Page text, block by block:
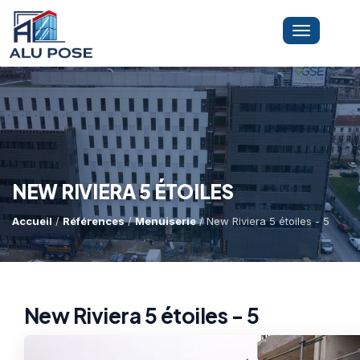
LA SOCIÉTÉ
PRESTATIONS
Dépannage Vitrages MINI-GRUE ARAIGNÉE
Toggle
NEW RIVIERA 5 ÉTOILES
Accueil/Références/Menuiserie / New Riviera 5 étoiles - 5
New Riviera 5 étoiles - 5